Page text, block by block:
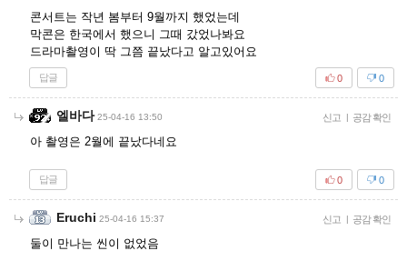
콘서트는 작년 봄부터 9월까지 했었는데
막콘은 한국에서 했으니 그때 갔었나봐요
드라마촬영이 딱 그쯤 끝났다고 알고있어요
답글 0
0
엘바다 25-04-16 13:50 신고 | 공감 확인
아 촬영은 2월에 끝났다네요
답글 0
0
Eruchi 25-04-16 15:37 신고 | 공감 확인
둘이 만나는 씬이 없었음